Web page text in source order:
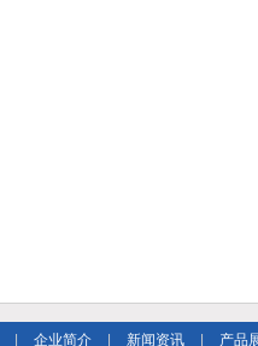
企业简介 新闻资讯 产品